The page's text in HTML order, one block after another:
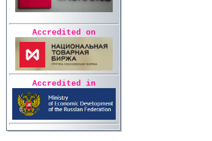
Accredited on
Accredited in